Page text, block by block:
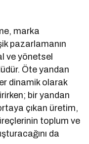
marka
pazarlamanın
ve yönetsel
Öte yandan
dinamik olarak
bir yandan
çıkan üretim,
toplum ve
da